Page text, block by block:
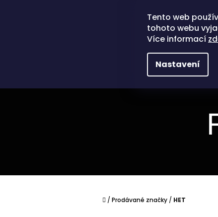
Tento web
tohoto webu
Více informací
Nastavení
Domů
/ Prodávané značky / HET